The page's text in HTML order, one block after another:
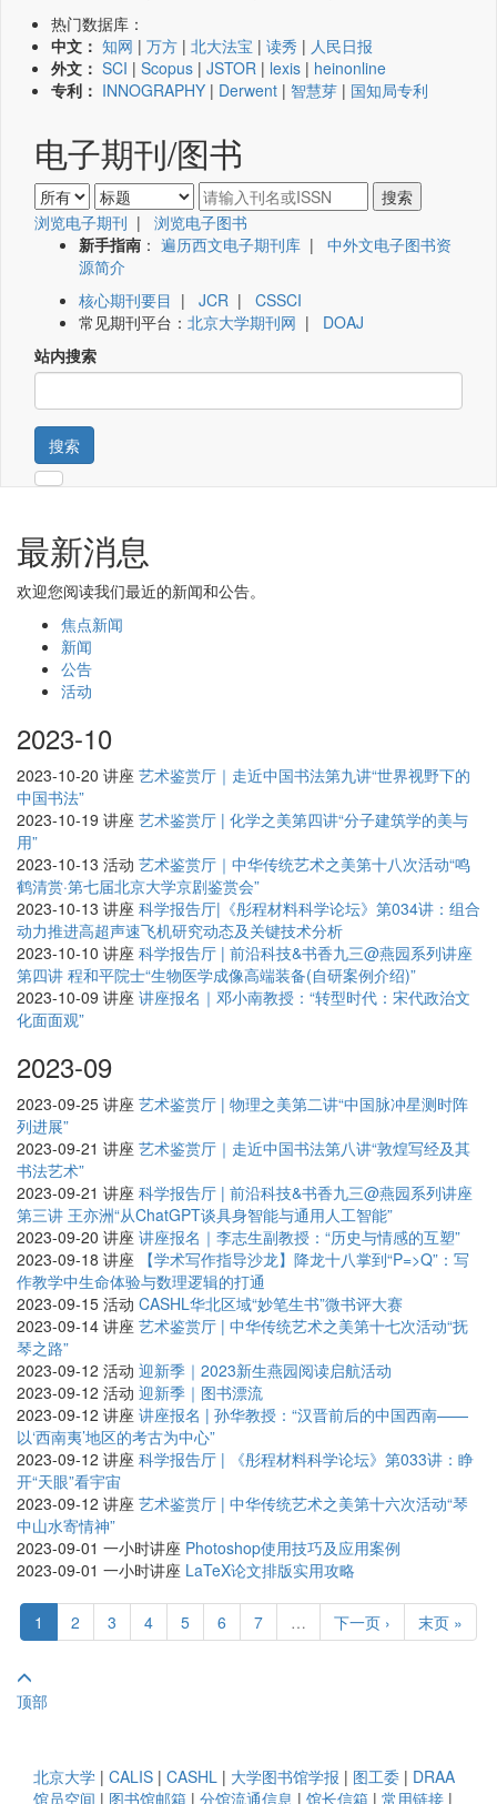
热门数据库：
中文： 知网 | 万方 | 北大法宝 | 读秀 | 人民日报
外文： SCI | Scopus | JSTOR | lexis | heinonline
专利： INNOGRAPHY | Derwent | 智慧芽 | 国知局专利
电子期刊/图书
浏览电子期刊 | 浏览电子图书
新手指南 ： 遍历西文电子期刊库 | 中外文电子图书资
源简介
核心期刊要目 | JCR | CSSCI
常见期刊平台： 北京大学期刊网 | DOAJ
站内搜索
搜索
最新消息
欢迎您阅读我们最近的新闻和公告。
焦点新闻
新闻
公告
活动
2023-10
2023-10-20 讲座 艺术鉴赏厅｜走近中国书法第九讲“世界视野下的
中国书法”
2023-10-19 讲座 艺术鉴赏厅 | 化学之美第四讲“分子建筑学的美与
用”
2023-10-13 活动 艺术鉴赏厅｜中华传统艺术之美第十八次活动“鸣
鹤清赏·第七届北京大学京剧鉴赏会”
2023-10-13 讲座 科学报告厅|《彤程材料科学论坛》第034讲：组合
动力推进高超声速飞机研究动态及关键技术分析
2023-10-10 讲座 科学报告厅 | 前沿科技&书香九三@燕园系列讲座
第四讲 程和平院士“生物医学成像高端装备(自研案例介绍)”
2023-10-09 讲座 讲座报名｜邓小南教授：“转型时代：宋代政治文
化面面观”
2023-09
2023-09-25 讲座 艺术鉴赏厅 | 物理之美第二讲“中国脉冲星测时阵
列进展”
2023-09-21 讲座 艺术鉴赏厅｜走近中国书法第八讲“敦煌写经及其
书法艺术”
2023-09-21 讲座 科学报告厅 | 前沿科技&书香九三@燕园系列讲座
第三讲 王亦洲“从ChatGPT谈具身智能与通用人工智能”
2023-09-20 讲座 讲座报名｜李志生副教授：“历史与情感的互塑”
2023-09-18 讲座
【学术写作指导沙龙】降龙十八掌到“P=>Q”：写
作教学中生命体验与数理逻辑的打通
2023-09-15 活动 CASHL华北区域“妙笔生书”微书评大赛
2023-09-14 讲座 艺术鉴赏厅 | 中华传统艺术之美第十七次活动“抚
琴之路”
2023-09-12 活动 迎新季｜2023新生燕园阅读启航活动
2023-09-12 活动 迎新季｜图书漂流
2023-09-12 讲座 讲座报名 | 孙华教授：“汉晋前后的中国西南——
以‘西南夷’地区的考古为中心”
2023-09-12 讲座 科学报告厅 | 《彤程材料科学论坛》第033讲：睁
开“天眼”看宇宙
2023-09-12 讲座 艺术鉴赏厅 | 中华传统艺术之美第十六次活动“琴
中山水寄情神”
2023-09-01 一小时讲座 Photoshop使用技巧及应用案例
2023-09-01 一小时讲座 LaTeX论文排版实用攻略
1 2 3 4 5 6 7 … 下一页 › 末页 »
顶部
北京大学 | CALIS | CASHL | 大学图书馆学报 | 图工委 | DRAA
馆员空间 | 图书馆邮箱 | 分馆流通信息 | 馆长信箱 | 常用链接 |